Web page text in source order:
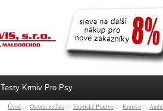
Testy Krmiv Pro Psy
Úvod :: Ostatní zvířata :: Exotické Ptactvo :: Krmivo ::